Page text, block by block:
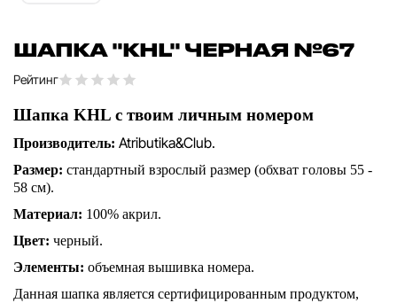
ШАПКА "KHL" ЧЕРНАЯ №67
Рейтинг
Шапка KHL с твоим личным номером
Производитель: Atributika&Club.
Размер: стандартный взрослый размер (обхват головы 55 -
58 см).
Материал: 100% акрил.
Цвет: черный.
Элементы: объемная вышивка номера.
Данная шапка является сертифицированным продуктом,